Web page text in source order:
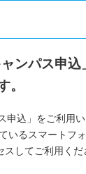
ンパス申込
。
申込」をご利用
いるスマートフ
してご利用くだ